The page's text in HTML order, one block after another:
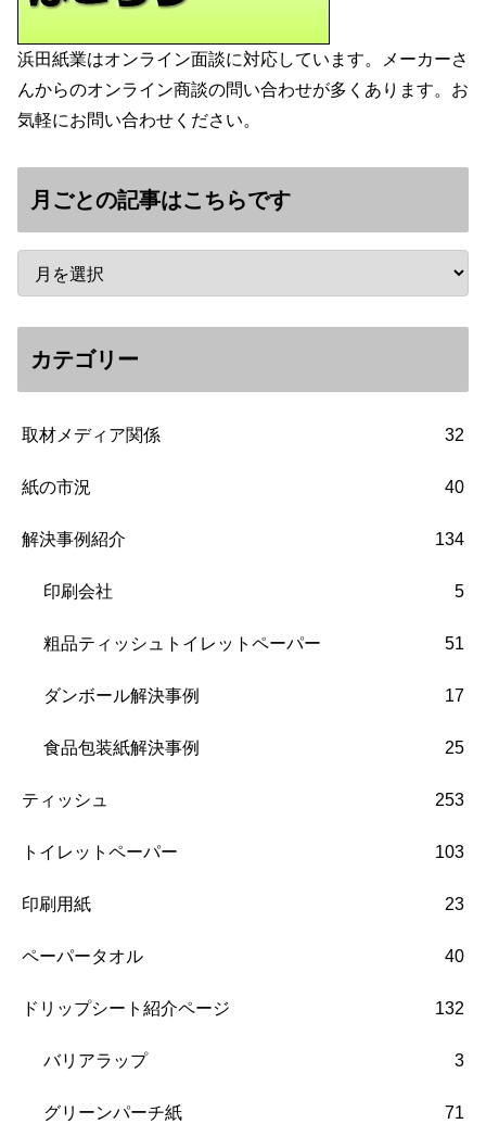
浜田紙業はオンライン面談に対応しています。メーカーさ
んからのオンライン商談の問い合わせが多くあります。お
気軽にお問い合わせください。
月ごとの記事はこちらです
カテゴリー
取材メディア関係 32
紙の市況 40
解決事例紹介 134
印刷会社 5
粗品ティッシュトイレットペーパー 51
ダンボール解決事例 17
食品包装紙解決事例 25
ティッシュ 253
トイレットペーパー 103
印刷用紙 23
ペーパータオル 40
ドリップシート紹介ページ 132
バリアラップ 3
グリーンパーチ紙 71